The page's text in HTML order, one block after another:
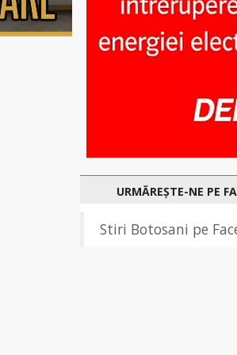
URMĂREȘTE-NE PE
Stiri Botosani pe